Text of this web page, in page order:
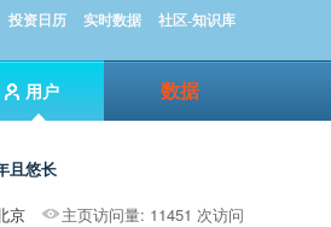
投资日历 实时数据 社区-知识库
用户 数据
且悠长
京
主页访问量: 11451 次访问